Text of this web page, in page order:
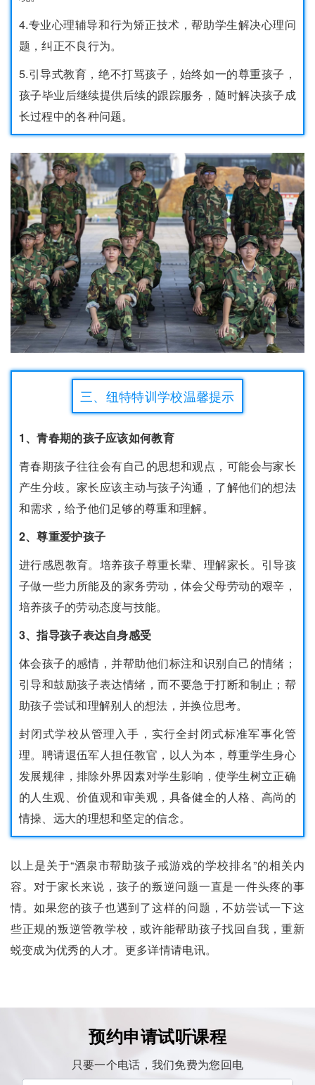
4.专业心理辅导和行为矫正技术，帮助学生解决心理问
题，纠正不良行为。
5.引导式教育，绝不打骂孩子，始终如一的尊重孩子，
孩子毕业后继续提供后续的跟踪服务，随时解决孩子成
长过程中的各种问题。
三、纽特特训学校温馨提示
1、青春期的孩子应该如何教育
青春期孩子往往会有自己的思想和观点，可能会与家长
产生分歧。家长应该主动与孩子沟通，了解他们的想法
和需求，给予他们足够的尊重和理解。
2、尊重爱护孩子
进行感恩教育。培养孩子尊重长辈、理解家长。引导孩
子做一些力所能及的家务劳动，体会父母劳动的艰辛，
培养孩子的劳动态度与技能。
3、指导孩子表达自身感受
体会孩子的感情，并帮助他们标注和识别自己的情绪；
引导和鼓励孩子表达情绪，而不要急于打断和制止；帮
助孩子尝试和理解别人的想法，并换位思考。
封闭式学校从管理入手，实行全封闭式标准军事化管
理。聘请退伍军人担任教官，以人为本，尊重学生身心
发展规律，排除外界因素对学生影响，使学生树立正确
的人生观、价值观和审美观，具备健全的人格、高尚的
情操、远大的理想和坚定的信念。
以上是关于“酒泉市帮助孩子戒游戏的学校排名”的相关内
容。对于家长来说，孩子的叛逆问题一直是一件头疼的事
情。如果您的孩子也遇到了这样的问题，不妨尝试一下这
些正规的叛逆管教学校，或许能帮助孩子找回自我，重新
蜕变成为优秀的人才。更多详情请电讯。
预约申请试听课程
只要一个电话，我们免费为您回电